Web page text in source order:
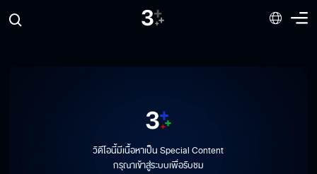
วิดีโอนี้มีเนื้อหาเป็น Special Content
กรุณาเข้าสู่ระบบเพื่อรับชม